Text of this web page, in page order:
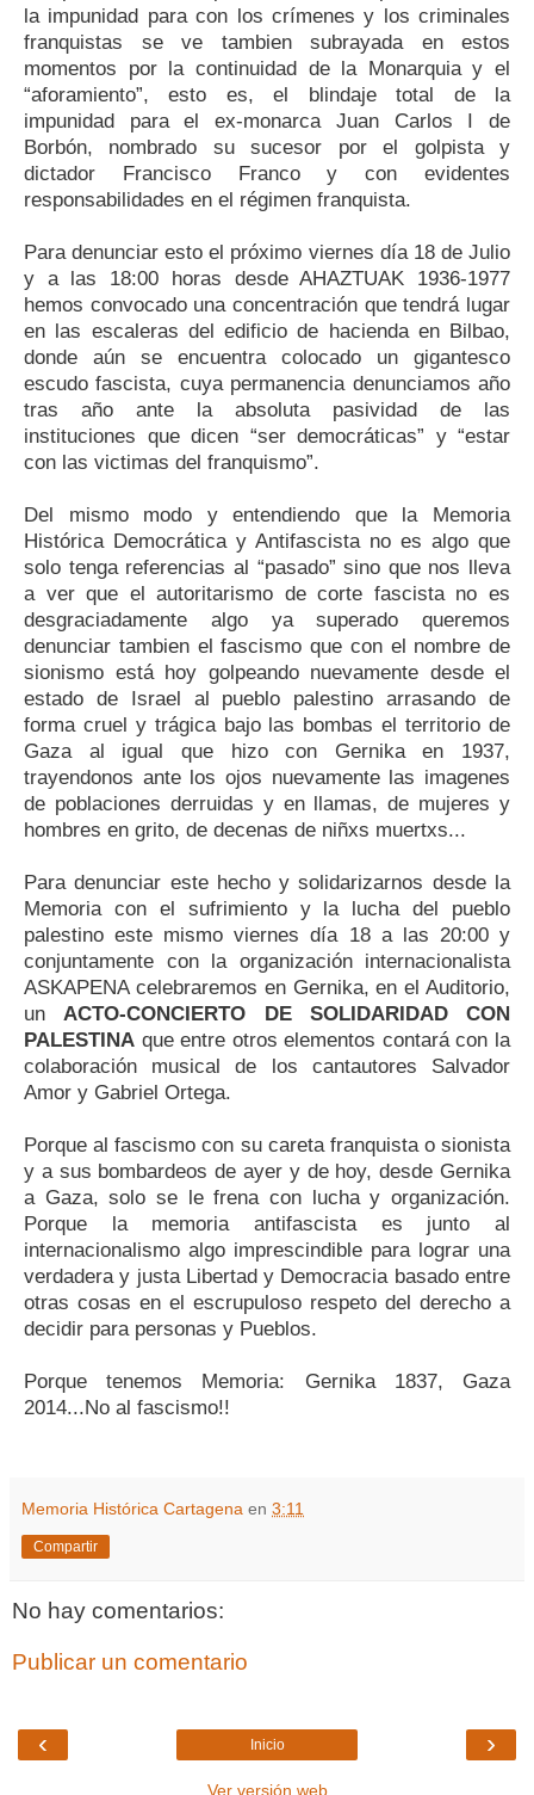
la impunidad para con los crímenes y los criminales
franquistas se ve tambien subrayada en estos
momentos por la continuidad de la Monarquia y el
“aforamiento”, esto es, el blindaje total de la
impunidad para el ex-monarca Juan Carlos I de
Borbón, nombrado su sucesor por el golpista y
dictador Francisco Franco y con evidentes
responsabilidades en el régimen franquista.
Para denunciar esto el próximo viernes día 18 de Julio
y a las 18:00 horas desde AHAZTUAK 1936-1977
hemos convocado una concentración que tendrá lugar
en las escaleras del edificio de hacienda en Bilbao,
donde aún se encuentra colocado un gigantesco
escudo fascista, cuya permanencia denunciamos año
tras año ante la absoluta pasividad de las
instituciones que dicen “ser democráticas” y “estar
con las victimas del franquismo”.
Del mismo modo y entendiendo que la Memoria
Histórica Democrática y Antifascista no es algo que
solo tenga referencias al “pasado” sino que nos lleva
a ver que el autoritarismo de corte fascista no es
desgraciadamente algo ya superado queremos
denunciar tambien el fascismo que con el nombre de
sionismo está hoy golpeando nuevamente desde el
estado de Israel al pueblo palestino arrasando de
forma cruel y trágica bajo las bombas el territorio de
Gaza al igual que hizo con Gernika en 1937,
trayendonos ante los ojos nuevamente las imagenes
de poblaciones derruidas y en llamas, de mujeres y
hombres en grito, de decenas de niñxs muertxs...
Para denunciar este hecho y solidarizarnos desde la
Memoria con el sufrimiento y la lucha del pueblo
palestino este mismo viernes día 18 a las 20:00 y
conjuntamente con la organización internacionalista
ASKAPENA celebraremos en Gernika, en el Auditorio,
unACTO-CONCIERTO DE SOLIDARIDAD CON
PALESTINA que entre otros elementos contará con la
colaboración musical de los cantautores Salvador
Amor y Gabriel Ortega.
Porque al fascismo con su careta franquista o sionista
y a sus bombardeos de ayer y de hoy, desde Gernika
a Gaza, solo se le frena con lucha y organización.
Porque la memoria antifascista es junto al
internacionalismo algo imprescindible para lograr una
verdadera y justa Libertad y Democracia basado entre
otras cosas en el escrupuloso respeto del derecho a
decidir para personas y Pueblos.
Porque tenemos Memoria: Gernika 1837, Gaza
2014...No al fascismo!!
Memoria Histórica Cartagena en 3:11
Compartir
No hay comentarios:
Publicar un comentario
‹ ›
Inicio
Ver versión web